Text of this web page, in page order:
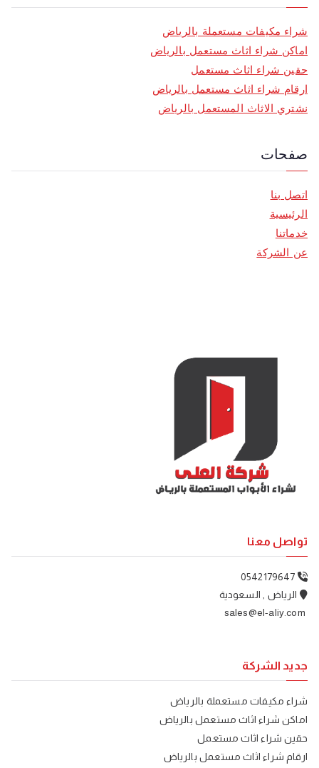
شراء مكيفات مستعملة بالرياض
اماكن شراء اثاث مستعمل بالرياض
حقين شراء اثاث مستعمل
ارقام شراء اثاث مستعمل بالرياض
نشتري الاثاث المستعمل بالرياض
صفحات
اتصل بنا
الرئيسية
خدماتنا
عن الشركة
تواصل معنا
الرياض , السعودية
جديد الشركة
شراء مكيفات مستعملة بالرياض
اماكن شراء اثاث مستعمل بالرياض
حقين شراء اثاث مستعمل
ارقام شراء اثاث مستعمل بالرياض